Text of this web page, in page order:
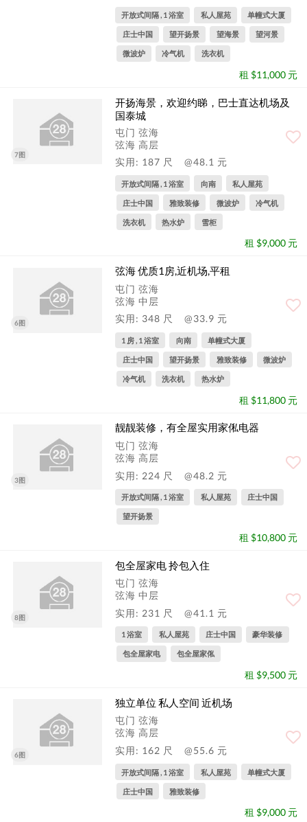
开放式间隔 , 1 浴室 私人屋苑 单幢式大厦
庄士中国 望开扬景 望海景 望河景
微波炉 冷气机 洗衣机
租 $11,000 元
7图
开扬海景，欢迎约睇，巴士直达机场及
国泰城
屯门 弦海
弦海 高层
实用: 187 尺
@48.1 元
开放式间隔 , 1 浴室 向南 私人屋苑
庄士中国 雅致装修 微波炉 冷气机
洗衣机 热水炉 雪柜
租 $9,000 元
6图
弦海 优质1房,近机场,平租
屯门 弦海
弦海 中层
实用: 348 尺
@33.9 元
1 房 , 1 浴室 向南 单幢式大厦
庄士中国 望开扬景 雅致装修 微波炉
冷气机 洗衣机 热水炉
租 $11,800 元
3图
靓靓装修，有全屋实用家俬电器
屯门 弦海
弦海 高层
实用: 224 尺
@48.2 元
开放式间隔 , 1 浴室 私人屋苑 庄士中国
望开扬景
租 $10,800 元
8图
包全屋家电 拎包入住
屯门 弦海
弦海 中层
实用: 231 尺
@41.1 元
1 浴室 私人屋苑 庄士中国 豪华装修
包全屋家电 包全屋家俬
租 $9,500 元
6图
独立单位 私人空间 近机场
屯门 弦海
弦海 高层
实用: 162 尺
@55.6 元
开放式间隔 , 1 浴室 私人屋苑 单幢式大厦
庄士中国 雅致装修
租 $9,000 元